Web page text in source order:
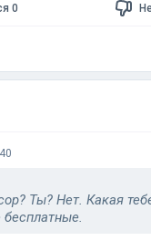
0
Ты? Нет. Какая